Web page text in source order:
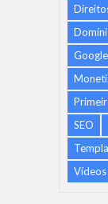
SEO
Vídeos